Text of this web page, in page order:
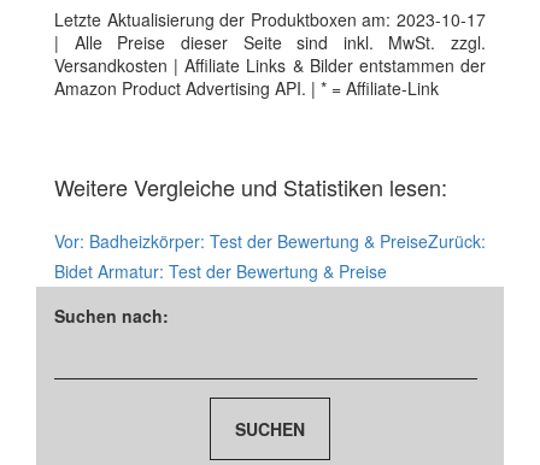
Letzte Aktualisierung der Produktboxen am: 2023-10-17
| Alle Preise dieser Seite sind inkl. MwSt. zzgl.
Versandkosten | Affiliate Links & Bilder entstammen der
Amazon Product Advertising API. | * = Affiliate-Link
Weitere Vergleiche und Statistiken lesen:
Vor: Badheizkörper: Test der Bewertung & PreiseZurück:
Bidet Armatur: Test der Bewertung & Preise
Suchen nach: